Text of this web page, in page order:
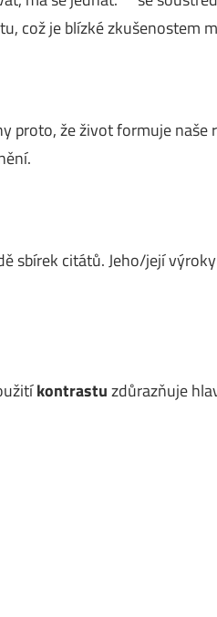
což je blízké zkušenostem
proto, že život formuje
sbírek citátů. Jeho/její
kontrastuzdůrazňuje